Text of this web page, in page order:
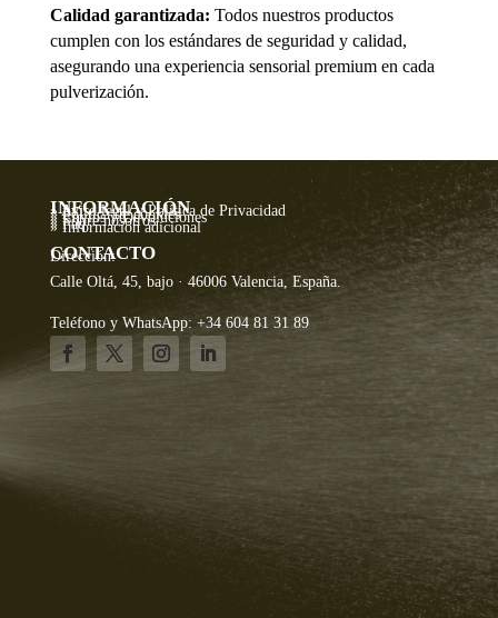
Calidad garantizada: Todos nuestros productos
cumplen con los estándares de seguridad y calidad,
asegurando una experiencia sensorial premium en cada
pulverización.
INFORMACIÓN
» Aviso legal y Política de Privacidad
» Política de cookies
» Envíos y Devoluciones
» Sobre nosotros
» Faq
» Información adicional
CONTACTO
Dirección:
Calle Oltá, 45, bajo · 46006 Valencia, España.
Teléfono y WhatsApp: +34 604 81 31 89